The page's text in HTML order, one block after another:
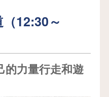
12:30～
的力量行走和遊